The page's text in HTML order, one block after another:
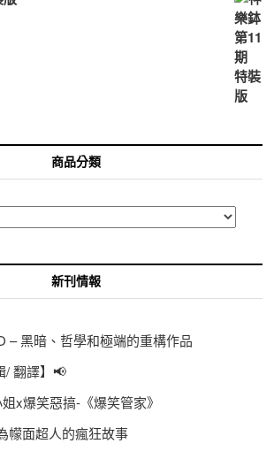
商品分類
新刊情報
– 黑暗、哲學和極端的重構作品
/ 翻譯】📢
x爆笑惡搞-《爆笑管家》
幪面超人的瘋狂故事